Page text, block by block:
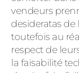
vendeurs
desideratas de
toutefois au
respect de
la faisabilité